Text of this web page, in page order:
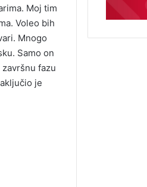
Moj tim
Voleo bih
Mnogo
Samo on
fazu
je